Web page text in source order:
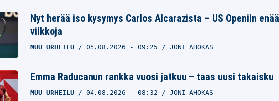
Nyt herää iso kysymys Carlos Alcarazista – US Openiin enää
viikkoja
MUU URHEILU 05.08.2026 - 09:25 JONI AHOKAS
Emma Raducanun rankka vuosi jatkuu – taas uusi takaisku
MUU URHEILU 04.08.2026 - 08:32 JONI AHOKAS